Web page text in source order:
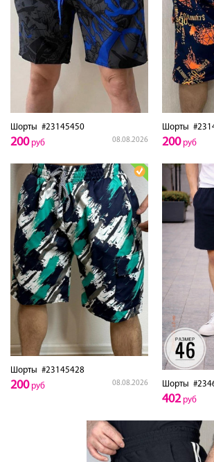
Шорты #23145450
08.08.2026
200руб
Шорты
200руб
Шорты #23145428
08.08.2026
200руб Шорты
402руб